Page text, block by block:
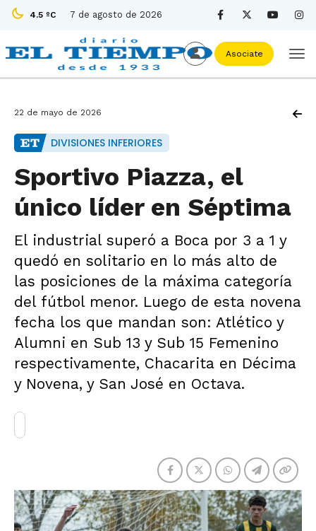
4.5 ºC 7 de agosto de 2026
Asociate
22 de mayo de 2026
DIVISIONES INFERIORES
Sportivo Piazza, el
único líder en Séptima
El industrial superó a Boca por 3 a 1 y
quedó en solitario en lo más alto de
las posiciones de la máxima categoría
del fútbol menor. Luego de esta novena
fecha los que mandan son: Atlético y
Alumni en Sub 13 y Sub 15 Femenino
respectivamente, Chacarita en Décima
y Novena, y San José en Octava.